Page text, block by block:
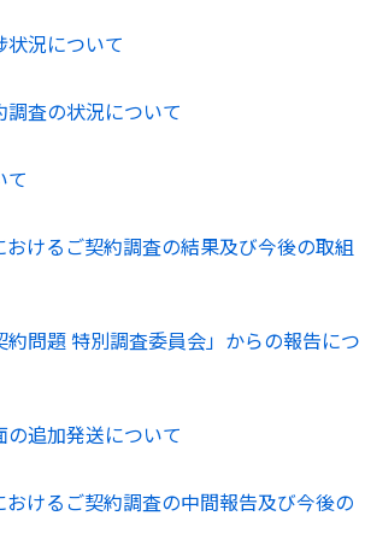
状況について
査の状況について
て
おけるご契約調査の結果及び今後の取組
約問題 特別調査委員会」からの報告につ
追加発送について
おけるご契約調査の中間報告及び今後の